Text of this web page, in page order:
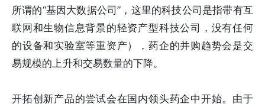
所谓的“基因大数据公司”，这里的科技公司是指带有互
联网和生物信息背景的轻资产型科技公司，没有任何
的设备和实验室等重资产），药企的并购趋势会是交
易规模的上升和交易数量的下降。
开拓创新产品的尝试会在国内领头药企中开始。由于